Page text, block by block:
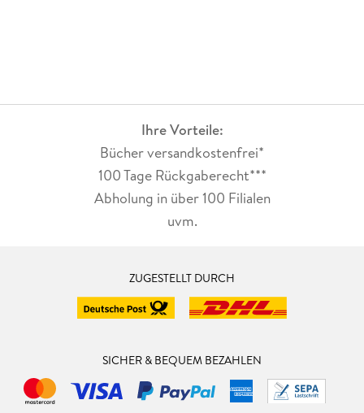
Ihre Vorteile:
Bücher versandkostenfrei*
100 Tage Rückgaberecht***
Abholung in über 100 Filialen
uvm.
ZUGESTELLT DURCH
SICHER & BEQUEM BEZAHLEN